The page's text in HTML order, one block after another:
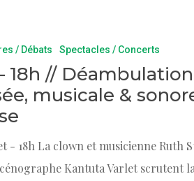
/ Débats Spectacles / Concerts
18h // Déambulation
musicale &
- 18h La clown et musicienne Ruth
Kantuta Varlet scrutent